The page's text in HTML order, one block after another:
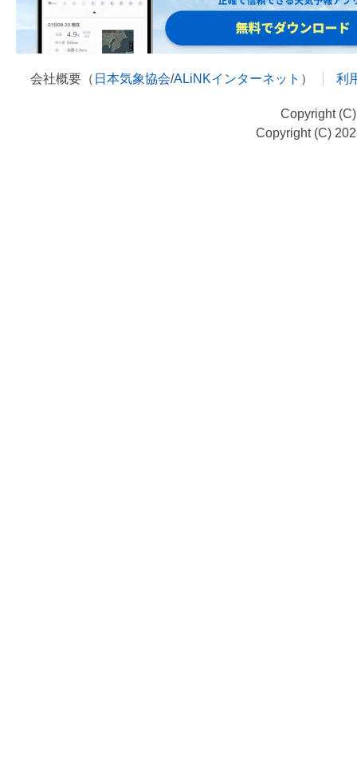
会社概要（ 日本気象協会/ALiNKインターネット ） 利
Copyright
Copyright (C)